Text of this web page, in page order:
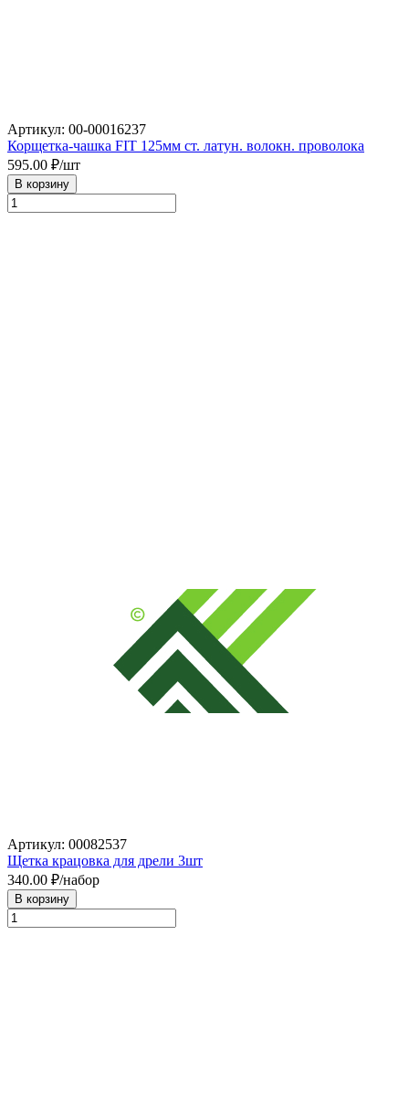
Артикул: 00-00016237
Корщетка-чашка FIT 125мм ст. латун. волокн. проволока
595.00 ₽/шт
В корзину
Артикул: 00082537
Щетка крацовка для дрели 3шт
340.00 ₽/набор
В корзину